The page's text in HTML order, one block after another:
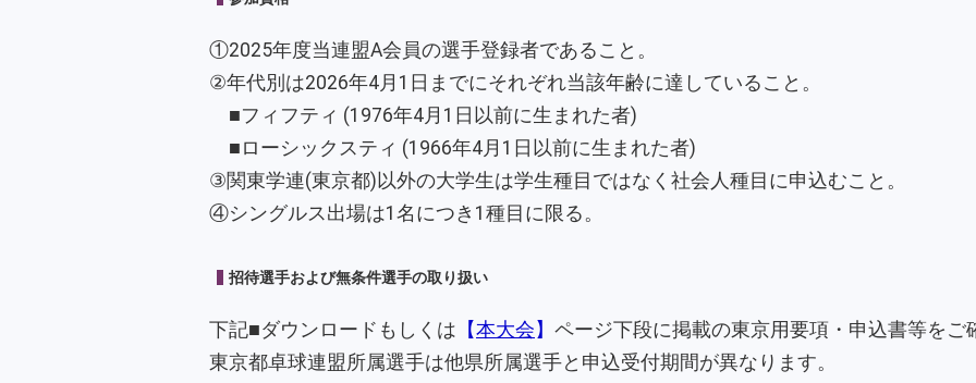
①2025年度当連盟A会員の選手登録者であること。
②年代別は2026年4月1日までにそれぞれ当該年齢に達していること。
■フィフティ (1976年4月1日以前に生まれた者)
■ローシックスティ (1966年4月1日以前に生まれた者)
③関東学連(東京都)以外の大学生は学生種目ではなく社会人種目に申込むこと。
④シングルス出場は1名につき1種目に限る。
招待選手および無条件選手の取り扱い
下記■ダウンロードもしくは 【本大会 】 ページ下段に掲載の東京用要項・申込書等をご
東京都卓球連盟所属選手は他県所属選手と申込受付期間が異なります。